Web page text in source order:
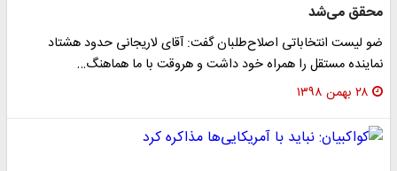
محقق می‌شد
ضو لیست انتخاباتی اصلاح‌طلبان گفت: آقای لاریجانی حدود هشتاد
نماینده مستقل را همراه خود داشت و هروقت با ما هماهنگ…
۲۸ بهمن ۱۳۹۸